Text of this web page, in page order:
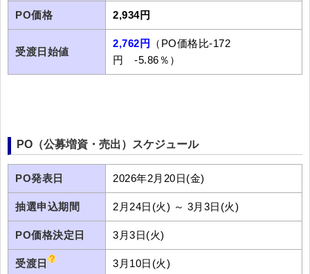
PO価格 2,934円
受渡日始値
2,762円
（PO価格比-172
円 -5.86％）
PO（公募増資・売出）スケジュール
PO発表日 2026年2月20日(金)
抽選申込期間 2月24日(火) ～ 3月3日(火)
PO価格決定日 3月3日(火)
受渡日 3月10日(火)